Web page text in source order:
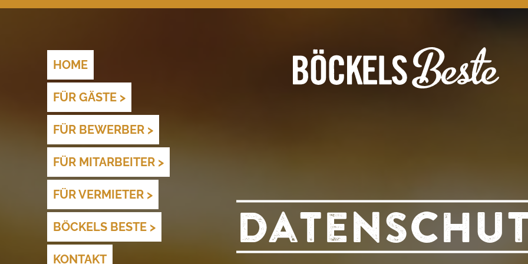
HOME
FÜR GÄSTE >
SPEISEKARTE
STANDORTE
QUALITÄT
ZUFRIEDENHEITSGARANTIE
FÜR BEWERBER >
TEAMGEIST
OFFENE STELLEN
FÜR MITARBEITER >
ONLINE-AKADEMIE
FÜR VERMIETER >
BÖCKELS BESTE
BÖCKELS BESTE >
KONTAKT